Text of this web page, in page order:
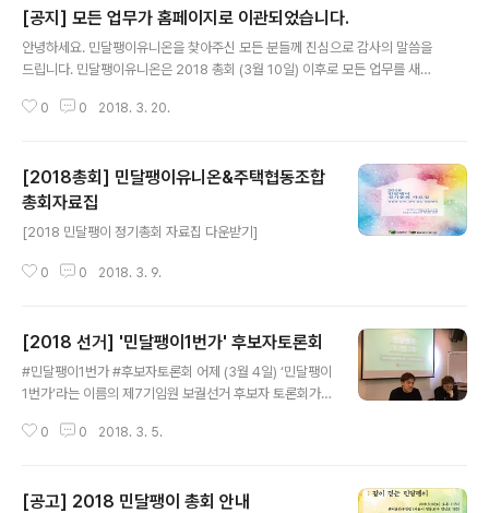
[공지] 모든 업무가 홈페이지로 이관되었습니다.
안녕하세요. 민달팽이유니온을 찾아주신 모든 분들께 진심으로 감사의 말씀을
드립니다. 민달팽이유니온은 2018 총회 (3월 10일) 이후로 모든 업무를 새로
시민/회원 여러분과 함께 하겠습니다. 감사합니다. 홈페이지 링크 : http://min
0 0 2018. 3. 20.
[2018총회] 민달팽이유니온&주택협동조합
총회자료집
[2018 민달팽이 정기총회 자료집 다운받기]
0 0 2018. 3. 9.
[2018 선거] '민달팽이1번가' 후보자토론회
#민달팽이1번가 #후보자토론회 어제 (3월 4일) ‘민달팽이
1번가’라는 이름의 제7기임원 보궐선거 후보자 토론회가
사에는 연휴의 끝, 주말임에도 불구하고 많은 분들이 와 주
에 대한 전반적인 설명, 그리고 두 후보자의 주거연대기와
0 0 2018. 3. 5.
[공고] 2018 민달팽이 총회 안내